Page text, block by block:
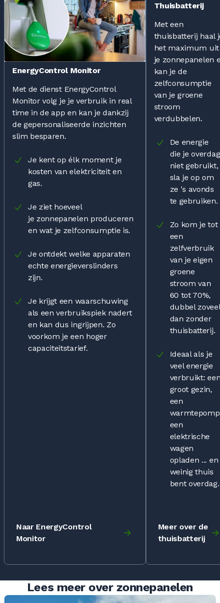
EnergyControl Monitor
Met de dienst EnergyControl
Monitor volg je je verbruik in real
time in de app en kan je dankzij
de gepersonaliseerde inzichten
slim besparen.
Je kent op élk moment je
kosten van elektriciteit en
gas.
Je ziet hoeveel
je zonnepanelen produceren
en wat je zelfconsumptie is.
Je ontdekt welke apparaten
echte energieverslinders
zijn.
Je krijgt een waarschuwing
als een verbruikspiek nadert
en kan dus ingrijpen. Zo
voorkom je een hoger
capaciteitstarief.
Naar EnergyControl
Monitor
Thuisbatterij
Met een
thuisbatterij haal
het maximum uit
je zonnepanelen
kan je de
zelfconsumptie
van je groene
stroom
verdubbelen.
De energie
die je overdag
niet gebruikt,
sla je op om
ze 's avonds
te gebruiken.
Zo kom je tot
een
zelfverbruik
van je eigen
groene
stroom van
60 tot 70%,
dubbel zoveel
dan zonder
thuisbatterij.
Ideaal als je
veel energie
verbruikt:
groot gezin,
een
een
elektrische
wagen
opladen ... en
weinig thuis
bent overdag.
Meer over de
thuisbatterij
Lees meer over zonnepanelen